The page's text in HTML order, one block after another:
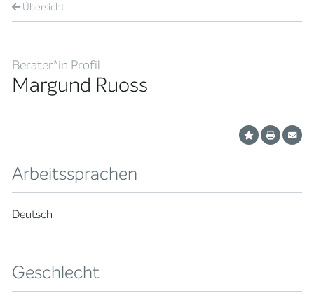
Übersicht
Berater*in Profil
Margund Ruoss
Arbeitssprachen
Deutsch
Geschlecht